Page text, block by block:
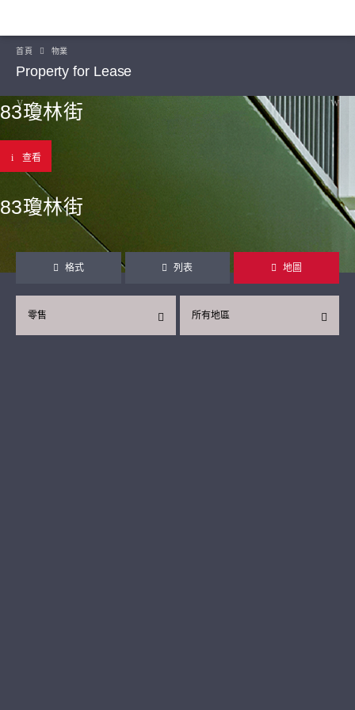
首頁 物業
Property for Lease
83瓊林街
查看
83瓊林街
格式 列表 地圖
所有地區
零售